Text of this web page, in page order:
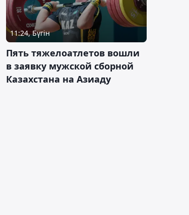
11:24, Бүгін
Пять тяжелоатлетов вошли
в заявку мужской сборной
Казахстана на Азиаду